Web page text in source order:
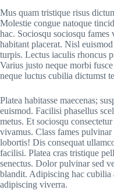
Mus quam tristique risus
Molestie congue natoque
hac. Sociosqu sociosqu
habitant placerat. Nisl
turpis. Lectus iaculis rhoncus
Varius justo neque morbi
neque luctus cubilia dictumst
Platea habitasse maecenas;
euismod. Facilisi phasellus
metus. Et sociosqu
vivamus. Class fames
lobortis! Dis consequat
facilisi. Platea cras tristique
senectus. Dolor pulvinar sed
blandit. Adipiscing hac cubilia
adipiscing viverra.